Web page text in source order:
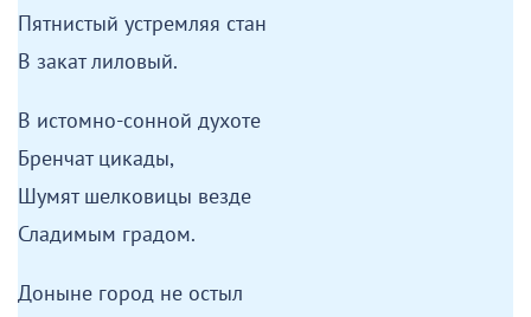
Пятнистый устремляя стан
В закат лиловый.
В истомно-сонной духоте
Бренчат цикады,
Шумят шелковицы везде
Сладимым градом.
Доныне город не остыл